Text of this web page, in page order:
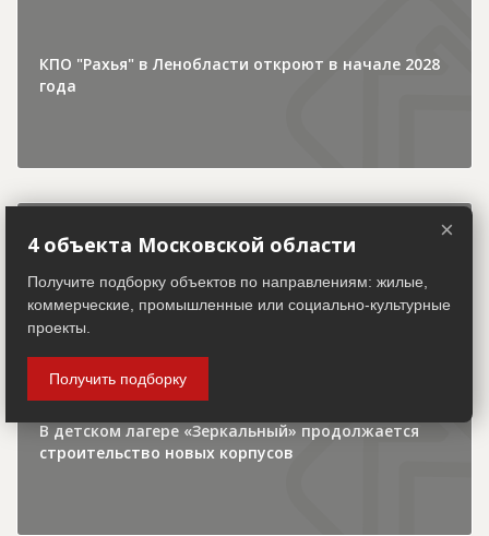
КПО "Рахья" в Ленобласти откроют в начале 2028
года
30.07.2026
Городская хроника
В детском лагере «Зеркальный» продолжается
строительство новых корпусов
×
4 объекта Московской области
Получите подборку объектов по направлениям: жилые,
коммерческие, промышленные или социально-культурные
проекты.
Получить подборку